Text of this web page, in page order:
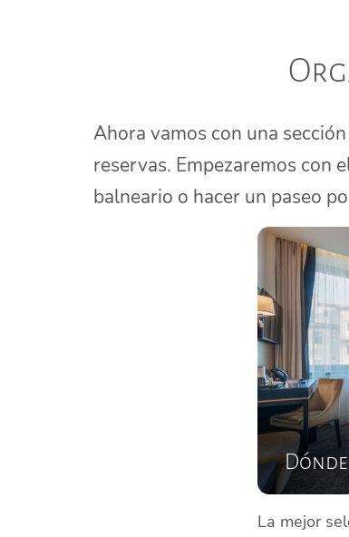
Ahora vamos con una
reservas. Empezaremos con
balneario o hacer un paseo
La mejor